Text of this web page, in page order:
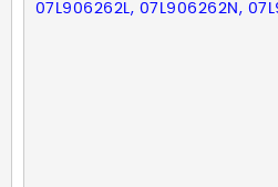
07L906262L, 07L906262N,